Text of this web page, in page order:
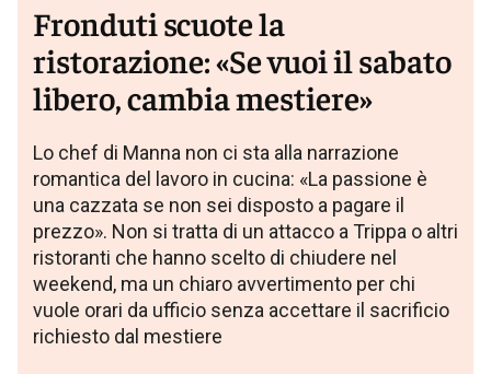
Fronduti scuote la
ristorazione: «Se vuoi il sabato
libero, cambia mestiere»
Lo chef di Manna non ci sta alla narrazione
romantica del lavoro in cucina: «La passione è
una cazzata se non sei disposto a pagare il
prezzo». Non si tratta di un attacco a Trippa o altri
ristoranti che hanno scelto di chiudere nel
weekend, ma un chiaro avvertimento per chi
vuole orari da ufficio senza accettare il sacrificio
richiesto dal mestiere